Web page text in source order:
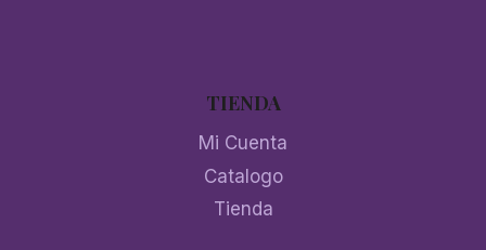
TIENDA
Mi Cuenta
Catalogo
Tienda